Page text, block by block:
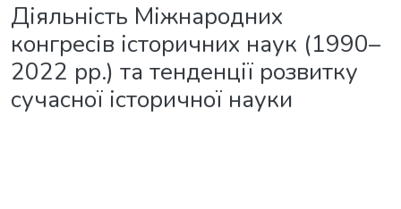
Діяльність Міжнародних
конгресів історичних наук (1990–
2022 рр.) та тенденції розвитку
сучасної історичної науки